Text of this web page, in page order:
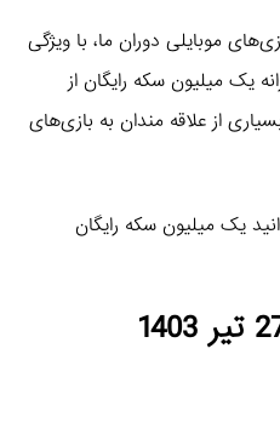
موبایلی دوران ما، با ویژگی
یک میلیون سکه رایگان از
از علاقه‌ مندان به بازی‌های
یک میلیون سکه رایگان